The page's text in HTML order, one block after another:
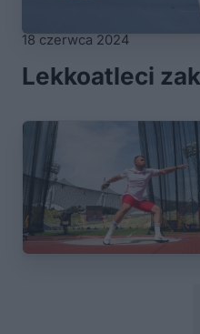
18 czerwca 2024
Lekkoatleci